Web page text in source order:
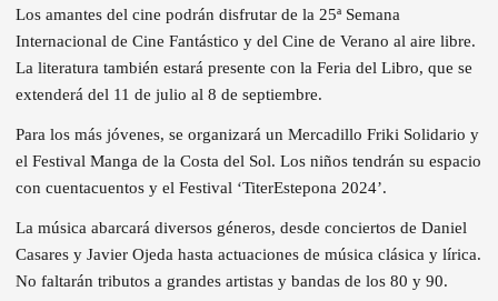
Los amantes del cine podrán disfrutar de la 25ª Semana
Internacional de Cine Fantástico y del Cine de Verano al aire libre.
La literatura también estará presente con la Feria del Libro, que se
extenderá del 11 de julio al 8 de septiembre.
Para los más jóvenes, se organizará un Mercadillo Friki Solidario y
el Festival Manga de la Costa del Sol. Los niños tendrán su espacio
con cuentacuentos y el Festival ‘TiterEstepona 2024’.
La música abarcará diversos géneros, desde conciertos de Daniel
Casares y Javier Ojeda hasta actuaciones de música clásica y lírica.
No faltarán tributos a grandes artistas y bandas de los 80 y 90.